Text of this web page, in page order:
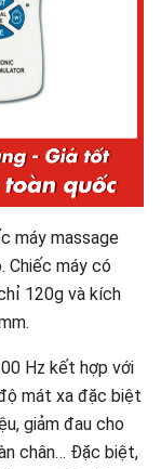
máy massage
Chiếc máy có
120g và kích
Hz kết hợp với
mát xa đặc biệt
giảm đau cho
chân… Đặc biệt,